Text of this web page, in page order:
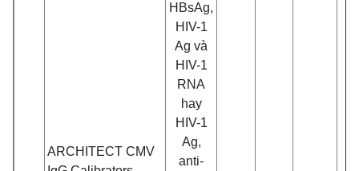
ARCHITECT CMV
HBsAg,
HIV-1
Ag và
HIV-1
RNA
hay
HIV-1
Ag,
anti-